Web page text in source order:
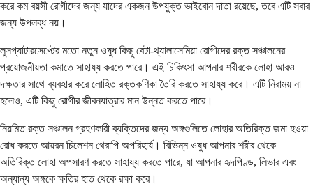
করে কম বয়সী রোগীদের জন্য যাদের একজন উপযুক্ত ভাইবোন দাতা রয়েছে, তবে এটি সবার
জন্য উপলব্ধ নয়।
লুসপ্যাটারসেপ্টের মতো নতুন ওষুধ কিছু বেটা-থ্যালাসেমিয়া রোগীদের রক্ত সঞ্চালনের
প্রয়োজনীয়তা কমাতে সাহায্য করতে পারে। এই চিকিৎসা আপনার শরীরকে লোহা আরও
দক্ষতার সাথে ব্যবহার করে লোহিত রক্তকণিকা তৈরি করতে সাহায্য করে। এটি নিরাময় না
হলেও, এটি কিছু রোগীর জীবনযাত্রার মান উন্নত করতে পারে।
নিয়মিত রক্ত সঞ্চালন গ্রহণকারী ব্যক্তিদের জন্য অঙ্গগুলিতে লোহার অতিরিক্ত জমা হওয়া
রোধ করতে আয়রন চিলেশন থেরাপি অপরিহার্য। বিভিন্ন ওষুধ আপনার শরীর থেকে
অতিরিক্ত লোহা অপসারণ করতে সাহায্য করতে পারে, যা আপনার হৃদপিণ্ড, লিভার এবং
অন্যান্য অঙ্গকে ক্ষতির হাত থেকে রক্ষা করে।